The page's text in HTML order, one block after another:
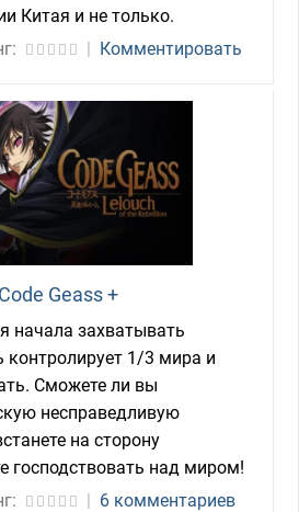
Китая и не только.
| Комментировать
Geass +
начала захватывать
контролирует 1/3 мира и
Сможете ли вы
несправедливую
на сторону
господствовать над миром!
| 6 комментариев